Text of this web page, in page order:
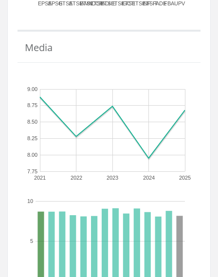
EPSAEPSGETSAETSIAMN
ETSICCP
ETSIADI
ETSIEETSIGCT
ETSIIETSINFETSITFADEFBAUPV
Media
2021 2022 2023 2024 2025
7.75
8.00
8.25
8.50
8.75
9.00
5
10